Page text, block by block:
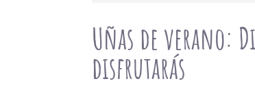
Uñas de verano:
disfrutarás